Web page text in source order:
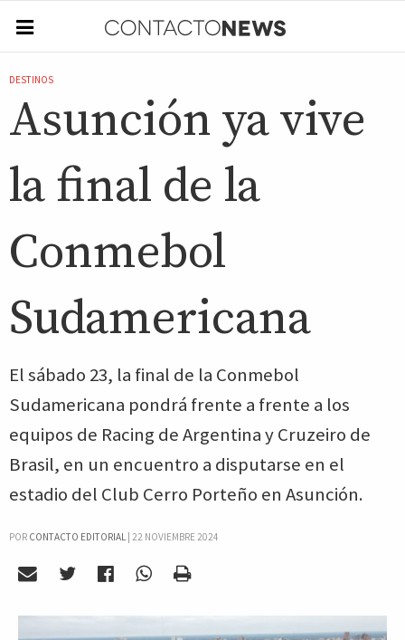
DESTINOS
Asunción ya vive
la final de la
Conmebol
Sudamericana
El sábado 23, la final de la Conmebol
Sudamericana pondrá frente a frente a los
equipos de Racing de Argentina y Cruzeiro de
Brasil, en un encuentro a disputarse en el
estadio del Club Cerro Porteño en Asunción.
POR CONTACTO EDITORIAL| 22 NOVIEMBRE 2024